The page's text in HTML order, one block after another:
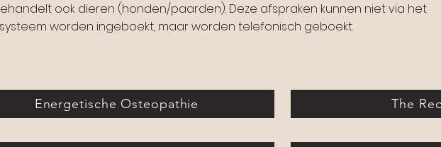
ook dieren (honden/paarden). Deze afspraken kunnen niet via het
worden ingeboekt, maar worden telefonisch geboekt.
Energetische Osteopathie The